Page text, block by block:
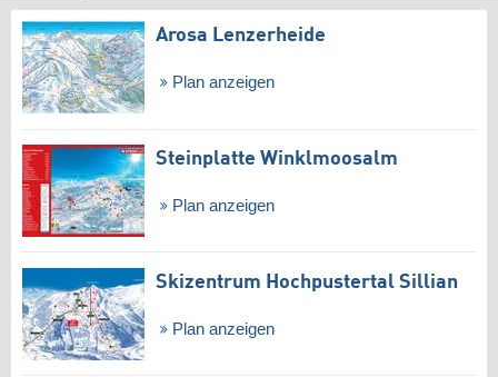
Arosa Lenzerheide
Plan anzeigen
Steinplatte Winklmoosalm
Plan anzeigen
Skizentrum Hochpustertal Sillian
Plan anzeigen